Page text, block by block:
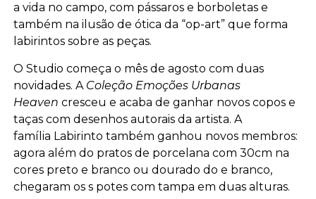
a vida no campo, com pássaros e borboletas e
também na ilusão de ótica da “op-art” que forma
labirintos sobre as peças.
O Studio começa o mês de agosto com duas
novidades. A Coleção Emoções Urbanas
Heaven cresceu e acaba de ganhar novos copos e
taças com desenhos autorais da artista. A
família Labirinto também ganhou novos membros:
agora além do pratos de porcelana com 30cm na
cores preto e branco ou dourado do e branco,
chegaram os s potes com tampa em duas alturas.